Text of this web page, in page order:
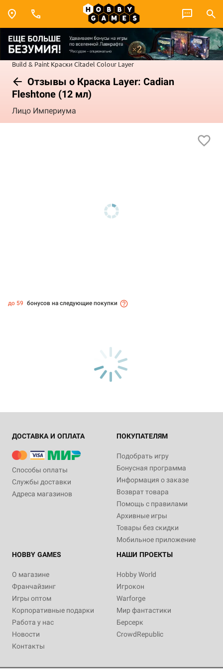
Build & Paint Краски Citadel Colour Layer
Отзывы о Краска Layer: Cadian
Fleshtone (12 мл)
Лицо Империума
до 59 бонусов на следующие покупки
ДОСТАВКА И ОПЛАТА
Способы оплаты
Службы доставки
Адреса магазинов
ПОКУПАТЕЛЯМ
Подобрать игру
Бонусная программа
Информация о заказе
Возврат товара
Помощь с правилами
Архивные игры
Товары без скидки
Мобильное приложение
HOBBY GAMES
О магазине
Франчайзинг
Игры оптом
Корпоративные подарки
Работа у нас
Новости
Контакты
НАШИ ПРОЕКТЫ
Hobby World
Игрокон
Warforge
Мир фантастики
Берсерк
CrowdRepublic